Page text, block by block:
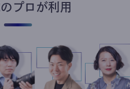
プロが利用